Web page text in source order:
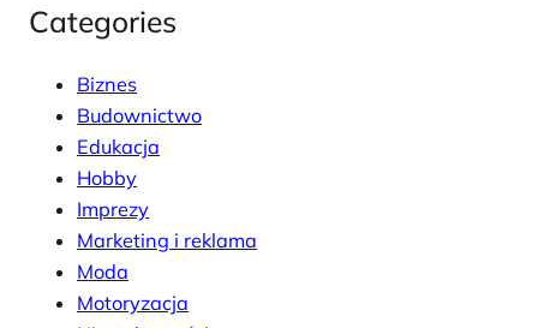
Categories
Biznes
Budownictwo
Edukacja
Hobby
Imprezy
Marketing i reklama
Moda
Motoryzacja